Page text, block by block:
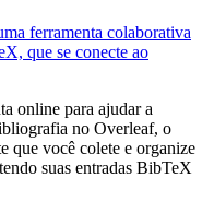
ferramenta colaborativa
que se conecte ao
online para ajudar a
no Overleaf, o
que você colete e organize
suas entradas BibTeX